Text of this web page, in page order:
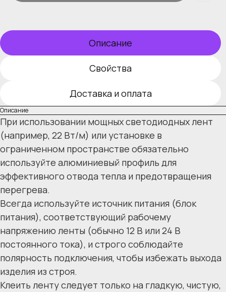
Описание
Свойства
Доставка и оплата
Описание
При использовании мощных светодиодных лент
(например, 22 Вт/м) или установке в
ограниченном пространстве обязательно
используйте алюминиевый профиль для
эффективного отвода тепла и предотвращения
перегрева.
Всегда используйте источник питания (блок
питания), соответствующий рабочему
напряжению ленты (обычно 12 В или 24 В
постоянного тока), и строго соблюдайте
полярность подключения, чтобы избежать выхода
изделия из строя.
Клеить ленту следует только на гладкую, чистую,